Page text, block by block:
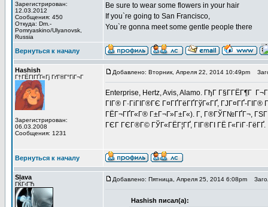
Зарегистрирован:
12.03.2012
Сообщения: 450
Откуда: Dm.-
Pomryaskino/Ulyanovsk,
Russia
Be sure to wear some flowers in your hair
If you`re going to San Francisco,
You`re gonna meet some gentle people there
Вернуться к началу
Hashish
Г†ГЁГІГҐГ«Гј ГґГ®Г°ГіГ¬Г
Зарегистрирован:
06.03.2008
Сообщения: 1231
Добавлено: Вторник, Апреля 22, 2014 10:49pm
Enterprise, Hertz, Avis, Alamo. ГђГ Г§Г­ГЁГ¶Г
ГІГ® Г·ГіГІГ®ГЄ Г¤ГҐГёГҐГўГ«ГҐ, ГЈГ¤ГҐ-
ГЁГ¬ГҐГ«Г® Г±Г¬Г»Г±Г«). Г‚ Г®ГЎГ№ГҐГ¬,
ГЄГ ГЄГ®Г© ГЎГ«ГЁГ¦ГҐ, ГІГ®ГІ ГЁ Г«ГіГ·ГёГҐ.
Вернуться к началу
Slava
ГЌГ‹ГЋ
Добавлено: Пятница, Апреля 25, 2014 6:08pm
Hashish писал(а):